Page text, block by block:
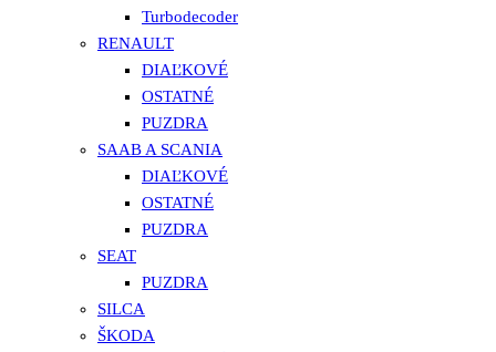
Turbodecoder
RENAULT
DIAĽKOVÉ
OSTATNÉ
PUZDRA
SAAB A SCANIA
DIAĽKOVÉ
OSTATNÉ
PUZDRA
SEAT
PUZDRA
SILCA
ŠKODA